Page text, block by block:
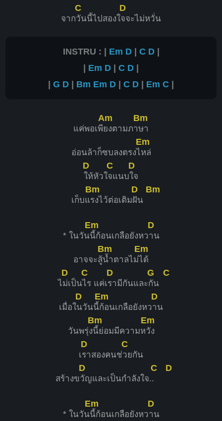
จาก
C
วันนี้ไปสองใ
D
จจะไม่หวั่น
INSTRU : | Em D| C D|
| Em D | C D |
| G D | Bm Em D | C D | Em C |
แค่พอเพี
Am
ยงตามภา
Bm
ษา
อ่อนล้าก็ซบลงตรงไ
Em
หล่
D
ให้หัวใ
C
จแนบ
D
ใจ
เก็บแ
Bm
รงไว้ต่อเติม
D
ฝัน
Bm
* ในวัน
Em
นี้ก้อนเกลือยังหว
D
าน
อาจจะสู้
Bm
น้ำตาลไม่
Em
ได้
ไ
D
ม่เป็น
C
ไร แค่เ
D
รามีกันและ
G
กัน
C
เมื่อใ
D
นวันนี้
Em
ก้อนเกลือยังหว
D
าน
วันพรุ่ง
Bm
นี้ย่อมมีความห
Em
วัง
เ
D
ราสองคนช่
C
วยกัน
สร้างข
D
วัญและเป็นกำลังใจ.
C
.
D
* ในวัน
Em
นี้ก้อนเกลือยังหว
D
าน